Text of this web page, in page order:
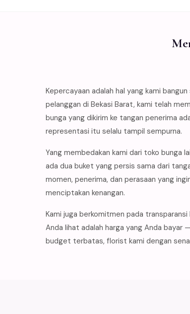
Kepercayaan adalah hal yang kami
pelanggan di Bekasi Barat, kami telah
bunga yang dikirim ke tangan penerima
representasi itu selalu tampil sempurna.
Yang membedakan kami dari toko bunga
ada dua buket yang persis sama dari
momen, penerima, dan perasaan yang
menciptakan kenangan.
Kami juga berkomitmen pada
Anda lihat adalah harga yang Anda bayar
budget terbatas, florist kami dengan